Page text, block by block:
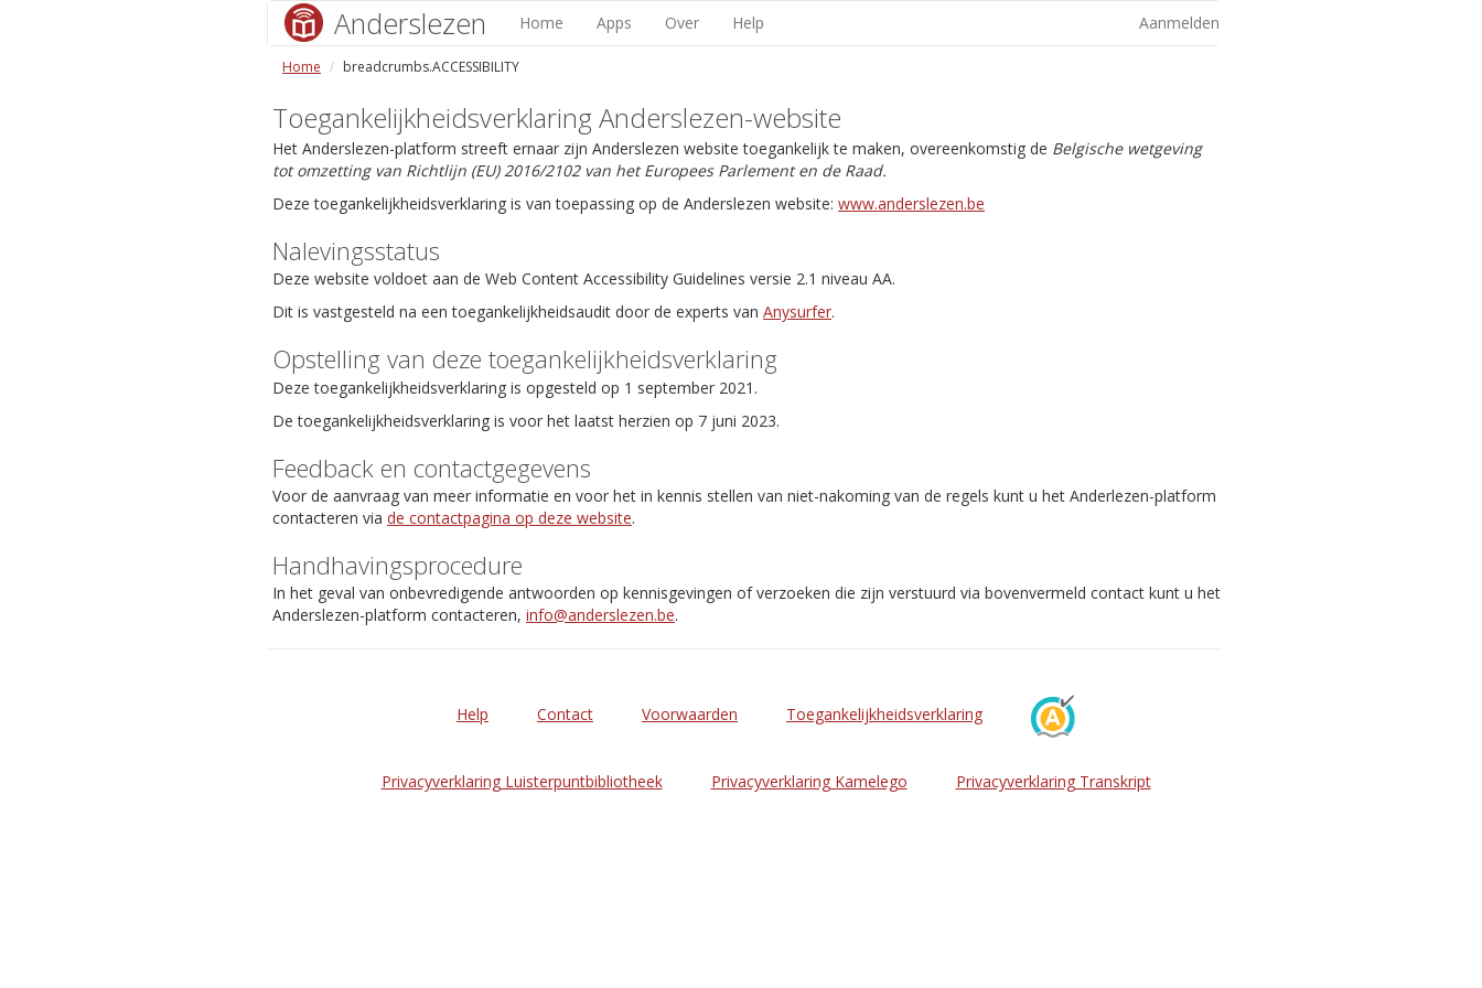
Anderslezen Home Apps Over Help Aanmelden
Home breadcrumbs.ACCESSIBILITY
Toegankelijkheidsverklaring Anderslezen-website
Het Anderslezen-platform streeft ernaar zijn Anderslezen website toegankelijk te maken, overeenkomstig de Belgische wetgeving
tot omzetting van Richtlijn (EU) 2016/2102 van het Europees Parlement en de Raad.
Deze toegankelijkheidsverklaring is van toepassing op de Anderslezen website: www.anderslezen.be
Nalevingsstatus
Deze website voldoet aan de Web Content Accessibility Guidelines versie 2.1 niveau AA.
Dit is vastgesteld na een toegankelijkheidsaudit door de experts van Anysurfer.
Opstelling van deze toegankelijkheidsverklaring
Deze toegankelijkheidsverklaring is opgesteld op 1 september 2021.
De toegankelijkheidsverklaring is voor het laatst herzien op 7 juni 2023.
Feedback en contactgegevens
Voor de aanvraag van meer informatie en voor het in kennis stellen van niet-nakoming van de regels kunt u het Anderlezen-platform
contacteren via de contactpagina op deze website.
Handhavingsprocedure
In het geval van onbevredigende antwoorden op kennisgevingen of verzoeken die zijn verstuurd via bovenvermeld contact kunt u het
Anderslezen-platform contacteren, info@anderslezen.be.
Help Contact Voorwaarden Toegankelijkheidsverklaring
Privacyverklaring Luisterpuntbibliotheek Privacyverklaring Kamelego Privacyverklaring Transkript